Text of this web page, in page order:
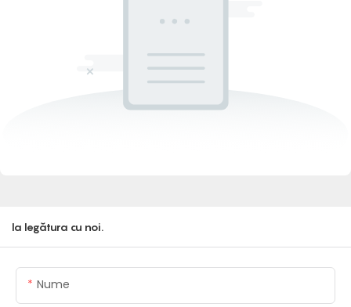
Ia legătura cu noi.
Nume